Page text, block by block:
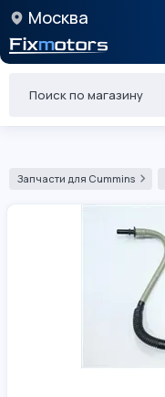
Москва
Запчасти для Cummins